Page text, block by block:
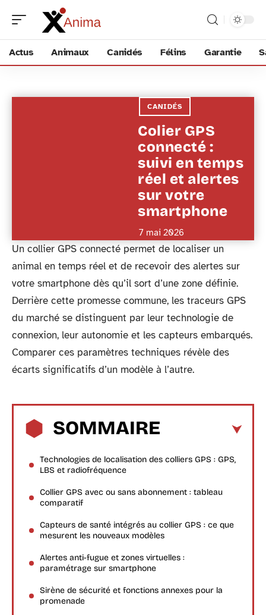
Actus Animaux Canidés Félins Garantie
CANIDÉS
Colier GPS
connecté :
suivi en temps
réel et alertes
sur votre
smartphone
7 mai 2026
Un collier GPS connecté permet de localiser un
animal en temps réel et de recevoir des alertes sur
votre smartphone dès qu’il sort d’une zone définie.
Derrière cette promesse commune, les traceurs GPS
du marché se distinguent par leur technologie de
connexion, leur autonomie et les capteurs embarqués.
Comparer ces paramètres techniques révèle des
écarts significatifs d’un modèle à l’autre.
SOMMAIRE
Technologies de localisation des colliers GPS : GPS,
LBS et radiofréquence
Collier GPS avec ou sans abonnement : tableau
comparatif
Capteurs de santé intégrés au collier GPS : ce que
mesurent les nouveaux modèles
Alertes anti-fugue et zones virtuelles :
paramétrage sur smartphone
Sirène de sécurité et fonctions annexes pour la
promenade